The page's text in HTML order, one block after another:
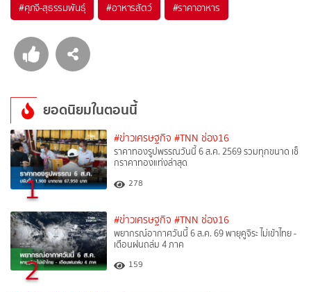
#ศุภจี-สุธรรมพันธุ์ #อาหารสัตว์ #ราคาอาหาร
ยอดนิยมในตอนนี้
1
#ข่าวเศรษฐกิจ #TNN ช่อง16
ราคาทองรูปพรรณวันนี้ 6 ส.ค. 2569 รวมทุกขนาด เช็
กราคาทองแท่งล่าสุด
278
2
#ข่าวเศรษฐกิจ #TNN ช่อง16
พยากรณ์อากาศวันนี้ 6 ส.ค. 69 พายุคูจิระ ไม่เข้าไทย -
เตือนฝนถล่ม 4 ภาค
159